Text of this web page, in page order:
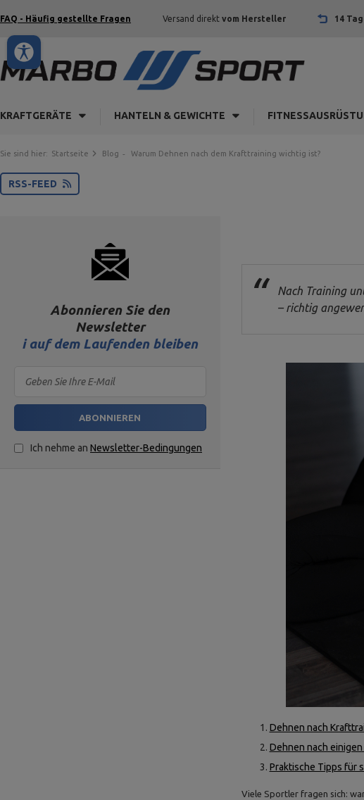
FAQ - Häufig gestellte Fragen Versand direkt vom Hersteller 14
KRAFTGERÄTE HANTELN & GEWICHTE
Sie sind hier: Startseite Blog Warum Dehnen nach dem Krafttraining wichtig ist?
RSS-FEED
Abonnieren Sie den
Newsletter
iauf dem Laufenden bleiben
ABONNIEREN
Ich nehme an Newsletter-Bedingungen
Nach Training
– richtig
Dehnen nach
Dehnen nach
Praktische Tipps für
Viele Sportler fragen sich: